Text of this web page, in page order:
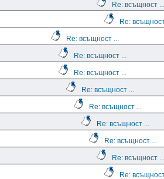
Re: всъщност ...
Re:
Re: всъщност ...
Re: всъщност ...
Re: всъщност ...
Re: всъщност ...
Re: всъщност ...
Re: всъщност ...
Re: всъщност ...
Re: всъщност ...
Re: